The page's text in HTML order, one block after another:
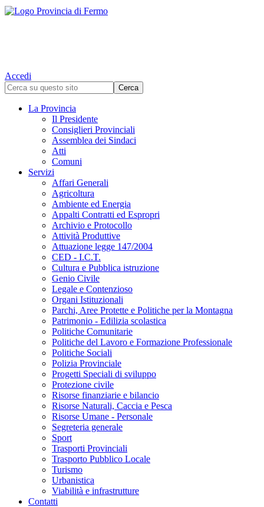
Accedi
La Provincia
Il Presidente
Consiglieri Provinciali
Assemblea dei Sindaci
Atti
Comuni
Servizi
Affari Generali
Agricoltura
Ambiente ed Energia
Appalti Contratti ed Espropri
Archivio e Protocollo
Attività Produttive
Attuazione legge 147/2004
CED - I.C.T.
Cultura e Pubblica istruzione
Genio Civile
Legale e Contenzioso
Organi Istituzionali
Parchi, Aree Protette e Politiche per la Montagna
Patrimonio - Edilizia scolastica
Politiche Comunitarie
Politiche del Lavoro e Formazione Professionale
Politiche Sociali
Polizia Provinciale
Progetti Speciali di sviluppo
Protezione civile
Risorse finanziarie e bilancio
Risorse Naturali, Caccia e Pesca
Risorse Umane - Personale
Segreteria generale
Sport
Trasporti Provinciali
Trasporto Pubblico Locale
Turismo
Urbanistica
Viabilità e infrastrutture
Contatti